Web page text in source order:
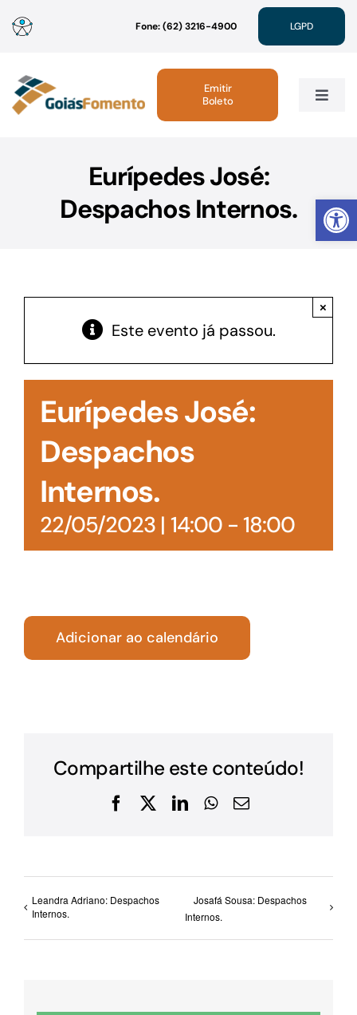
Abrir
para
conteúdo
Fone: (62) 3216-4900 LGPD
Toggle
Linhas de Crédito
Acesso à Informação
Emitir
Boleto
Eurípedes José:
Despachos Internos.
Este evento já passou.
×
Eurípedes José:
Despachos
Internos.
22/05/2023 | 14:00- 18:00
Adicionar ao calendário
Compartilhe este conteúdo!
Facebook
X LinkedInWhatsApp
E-
Leandra Adriano: Despachos
Internos.
Josafá Sousa: Despachos
Internos.